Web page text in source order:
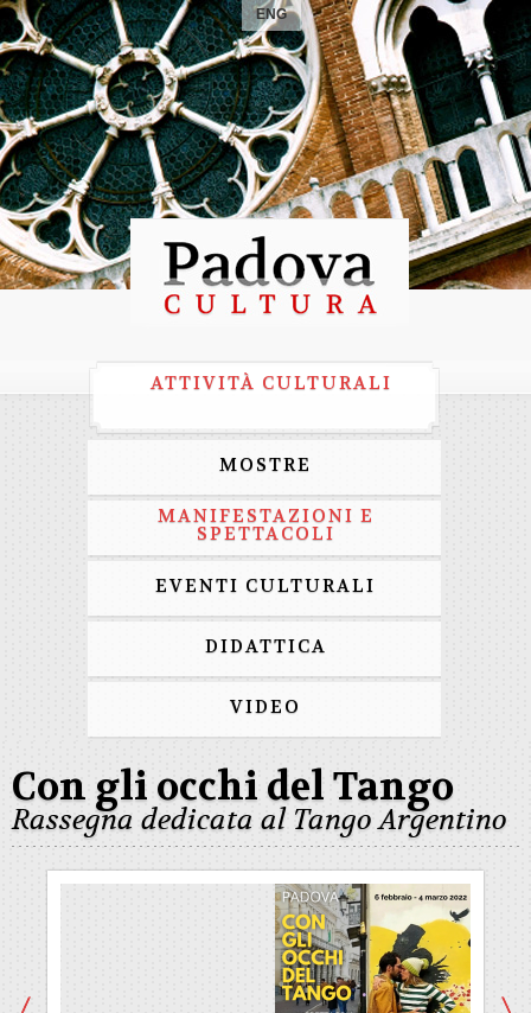
ENG
ATTIVITÀ CULTURALI
MOSTRE
MANIFESTAZIONI E
SPETTACOLI
EVENTI CULTURALI
DIDATTICA
VIDEO
Con gli occhi del Tango
Rassegna dedicata al Tango Argentino